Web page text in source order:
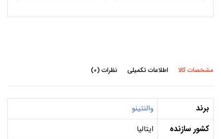
مشخصات کالا اطلاعات تکمیلی نظرات (0)
برند والنتینو
کشور سازنده ایتالیا